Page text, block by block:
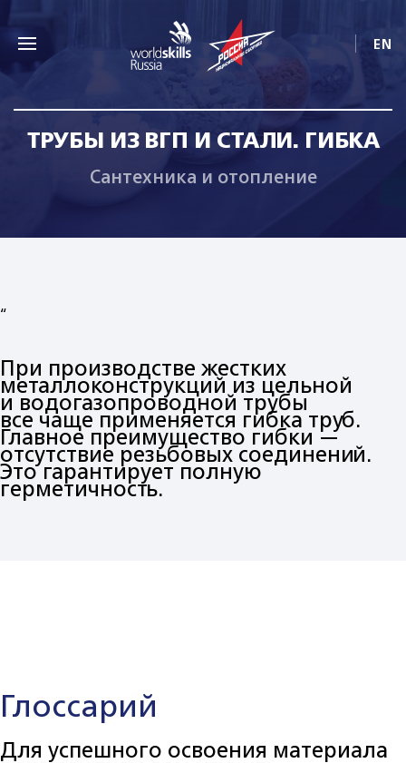
EN
ТРУБЫ ИЗ ВГП И СТАЛИ. ГИБКА
Сантехника и отопление
“
При производстве жестких
металлоконструкций из цельной
и водогазопроводной трубы
все чаще применяется гибка труб.
Главное преимущество гибки —
отсутствие резьбовых соединений.
Это гарантирует полную
герметичность.
Глоссарий
Для успешного освоения материала